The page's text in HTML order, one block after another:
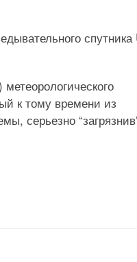
спутника
к тому времени из
серьезно